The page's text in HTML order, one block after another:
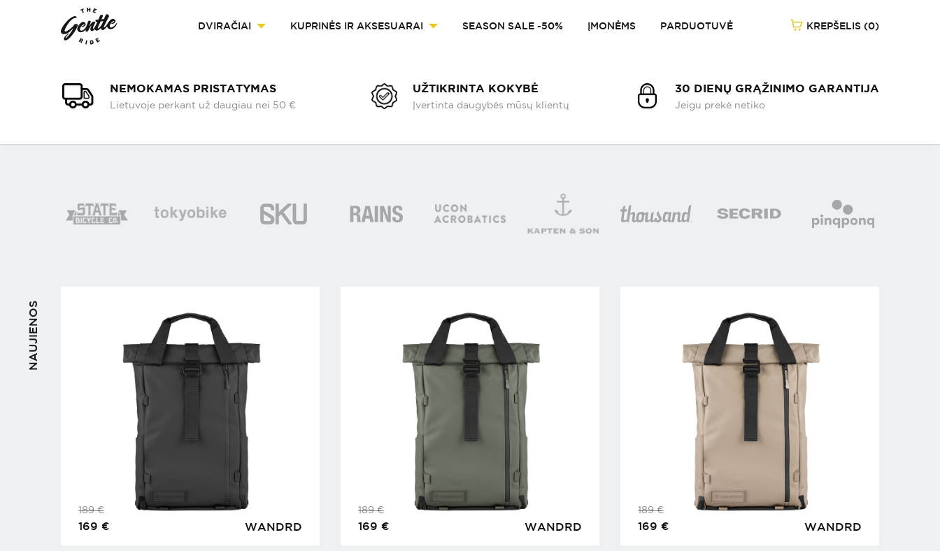
DVIRAČIAI KUPRINĖS IR AKSESUARAI SEASON SALE -50% ĮMONĖMS PARDUOTUVĖ KREPŠELIS (0)
1/-
NEMOKAMAS PRISTATYMAS
Lietuvoje perkant už daugiau nei 50 €
UŽTIKRINTA KOKYBĖ
Įvertinta daugybės mūsų klientų
30 DIENŲ GRĄŽINIMO GARANTIJA
Jeigu prekė netiko
NAUJIENOS
WANDRD
189€
169 € WANDRD
189€
169 € WANDRD
189€
169 €